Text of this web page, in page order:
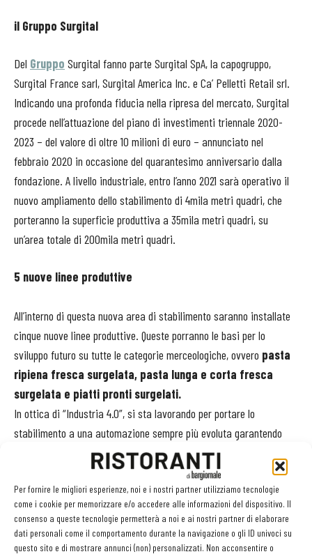
Per fornire le migliori esperienze, noi e i nostri partner utilizziamo tecnologie
come i cookie per memorizzare e/o accedere alle informazioni del dispositivo. Il
consenso a queste tecnologie permetterà a noi e ai nostri partner di elaborare
dati personali come il comportamento durante la navigazione o gli ID univoci su
questo sito e di mostrare annunci (non) personalizzati. Non acconsentire o
il Gruppo Surgital
Del Gruppo Surgital fanno parte Surgital SpA, la capogruppo,
Surgital France sarl, Surgital America Inc. e Ca’ Pelletti Retail srl.
Indicando una profonda fiducia nella ripresa del mercato, Surgital
procede nell’attuazione del piano di investimenti triennale 2020-
2023 – del valore di oltre 10 milioni di euro – annunciato nel
febbraio 2020 in occasione del quarantesimo anniversario dalla
fondazione. A livello industriale, entro l’anno 2021 sarà operativo il
nuovo ampliamento dello stabilimento di 4mila metri quadri, che
porteranno la superficie produttiva a 35mila metri quadri, su
un’area totale di 200mila metri quadri.
5 nuove linee produttive
All’interno di questa nuova area di stabilimento saranno installate
cinque nuove linee produttive. Queste porranno le basi per lo
sviluppo futuro su tutte le categorie merceologiche, ovvero pasta
ripiena fresca surgelata, pasta lunga e corta fresca
surgelata e piatti pronti surgelati.
In ottica di “Industria 4.0”, si sta lavorando per portare lo
stabilimento a una automazione sempre più evoluta garantendo
sempre l’alta qualità dei prodotti, una caratteristica distintiva
riconosciuta a livello internazionale.
Il prossimo biennio
A livello commerciale il focus del prossimo biennio si concentrerà